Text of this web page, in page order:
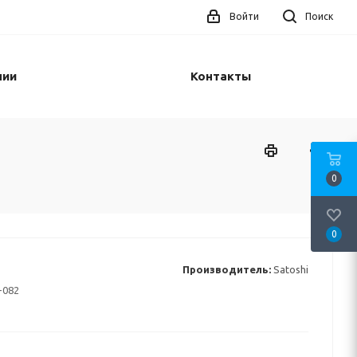
Поиск
Войти
Контакты
Производитель: Satoshi
0
0